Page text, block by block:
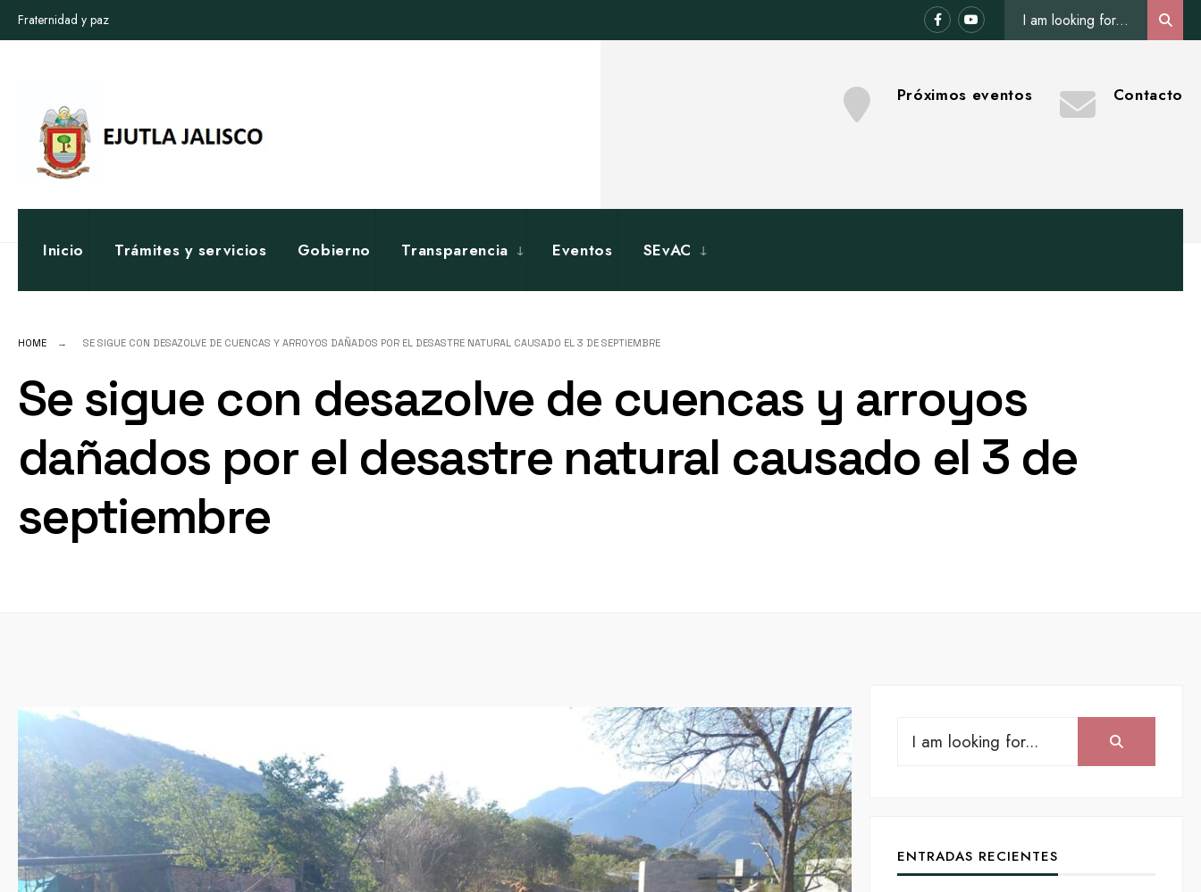
Skip
to
Fraternidad y paz
Search
for:
Próximos eventos Contacto
Inicio Trámites y servicios Gobierno Transparencia Eventos SEvAC
HOME SE SIGUE CON DESAZOLVE DE CUENCAS Y ARROYOS DAÑADOS POR EL DESASTRE NATURAL CAUSADO EL 3 DE SEPTIEMBRE
Se sigue con desazolve de cuencas y arroyos
dañados por el desastre natural causado el 3 de
septiembre
Search
ENTRADAS RECIENTES